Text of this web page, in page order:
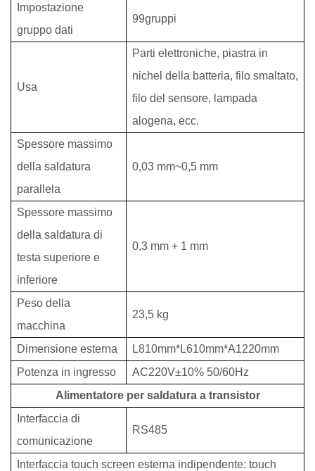
Impostazione
gruppo dati
99gruppi
Usa
Parti elettroniche, piastra in
nichel della batteria, filo smaltato,
filo del sensore, lampada
alogena, ecc.
Spessore massimo
della saldatura
parallela
0,03 mm~0,5 mm
Spessore massimo
della saldatura di
testa superiore e
inferiore
0,3 mm + 1 mm
Peso della
macchina
23,5 kg
Dimensione esterna
L810mm*L610mm*A1220mm
Potenza in ingresso
AC220V±10% 50/60Hz
Alimentatore per saldatura a transistor
Interfaccia di
comunicazione
RS485
Interfaccia touch screen esterna indipendente: touch